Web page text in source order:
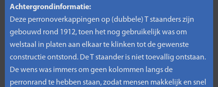
Achtergrondinformatie:
Deze perronoverkappingen op (dubbele) T staanders zijn
gebouwd rond 1912, toen het nog gebruikelijk was om
welstaal in platen aan elkaar te klinken tot de gewenste
constructie ontstond. De T staander is niet toevallig ontstaan.
De wens was immers om geen kolommen langs de
perronrand te hebben staan, zodat mensen makkelijk en snel